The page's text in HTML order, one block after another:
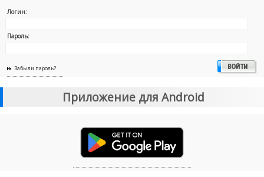
Логин:
Пароль:
Забыли пароль?
Приложение для Android